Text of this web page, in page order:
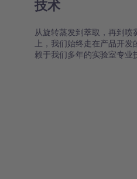
技术
从旋转蒸发到萃取，再到
上，我们始终走在产品开
赖于我们多年的实验室专业